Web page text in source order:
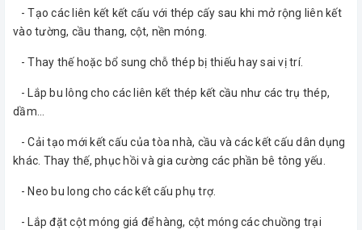
- Tạo các liên kết kết cấu với thép cấy sau khi mở rộng liên kết
vào tường, cầu thang, cột, nền móng.
- Thay thế hoặc bổ sung chỗ thép bị thiếu hay sai vị trí.
- Lắp bu lông cho các liên kết thép kết cầu như các trụ thép,
dầm…
- Cải tạo mới kết cấu của tòa nhà, cầu và các kết cấu dân dụng
khác. Thay thế, phục hồi và gia cường các phần bê tông yếu.
- Neo bu long cho các kết cấu phụ trợ.
- Lắp đặt cột móng giá để hàng, cột móng các chuồng trại